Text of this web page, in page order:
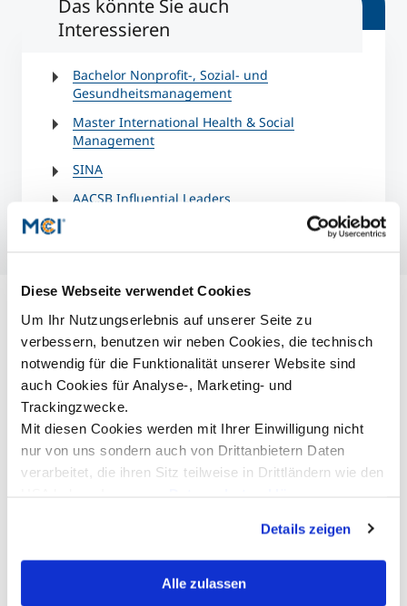
Diese Webseite verwendet Cookies
Um Ihr Nutzungserlebnis auf unserer Seite zu
verbessern, benutzen wir neben Cookies, die technisch
notwendig für die Funktionalität unserer Website sind
auch Cookies für Analyse-, Marketing- und
Trackingzwecke.
Mit diesen Cookies werden mit Ihrer Einwilligung nicht
nur von uns sondern auch von Drittanbietern Daten
verarbeitet, die ihren Sitz teilweise in Drittländern wie den
erklären Ihnen genau, was eine Datenübermittlung in die
USA bedeuten kann.
Details zeigen
Alle zulassen
Das könnte Sie auch
Interessieren
Bachelor Nonprofit-, Sozial- und
Gesundheitsmanagement
Master International Health & Social
Management
SINA
AACSB Influential Leaders
©MCI/Amplatz